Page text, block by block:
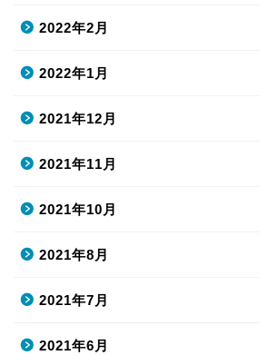
2022年2月
2022年1月
2021年12月
2021年11月
2021年10月
2021年8月
2021年7月
2021年6月